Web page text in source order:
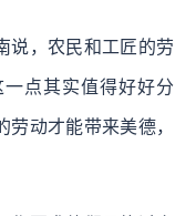
说，农民和工匠的劳
点其实值得好好分
动才能带来美德，